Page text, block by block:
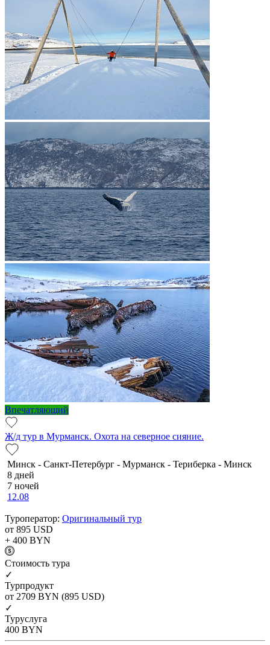
Впечатляющий
Ж/д тур в Мурманск. Охота на северное сияние.
Минск - Санкт-Петербург - Мурманск - Териберка - Минск
8 дней
7 ночей
12.08
Туроператор: Оригинальный тур
от 895 USD
+ 400 BYN
Cтоимость тура
✓
Турпродукт
от 2709 BYN (895 USD)
✓
Туруслуга
400 BYN